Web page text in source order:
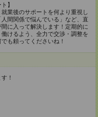
】
業後のサポートを何より重視し
間関係で悩んでいる」など、直
に入って解決します！定期的に
けるよう、全力で交渉・調整を
も頼ってくださいね！
！